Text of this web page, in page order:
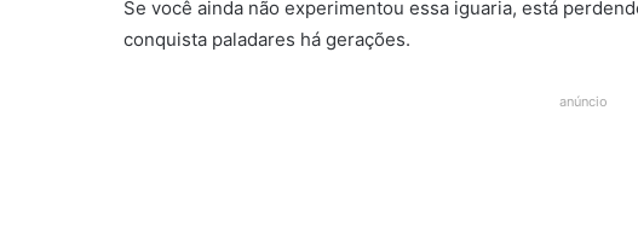
Se você ainda não experimentou essa iguaria, está
conquista paladares há gerações.
anúncio